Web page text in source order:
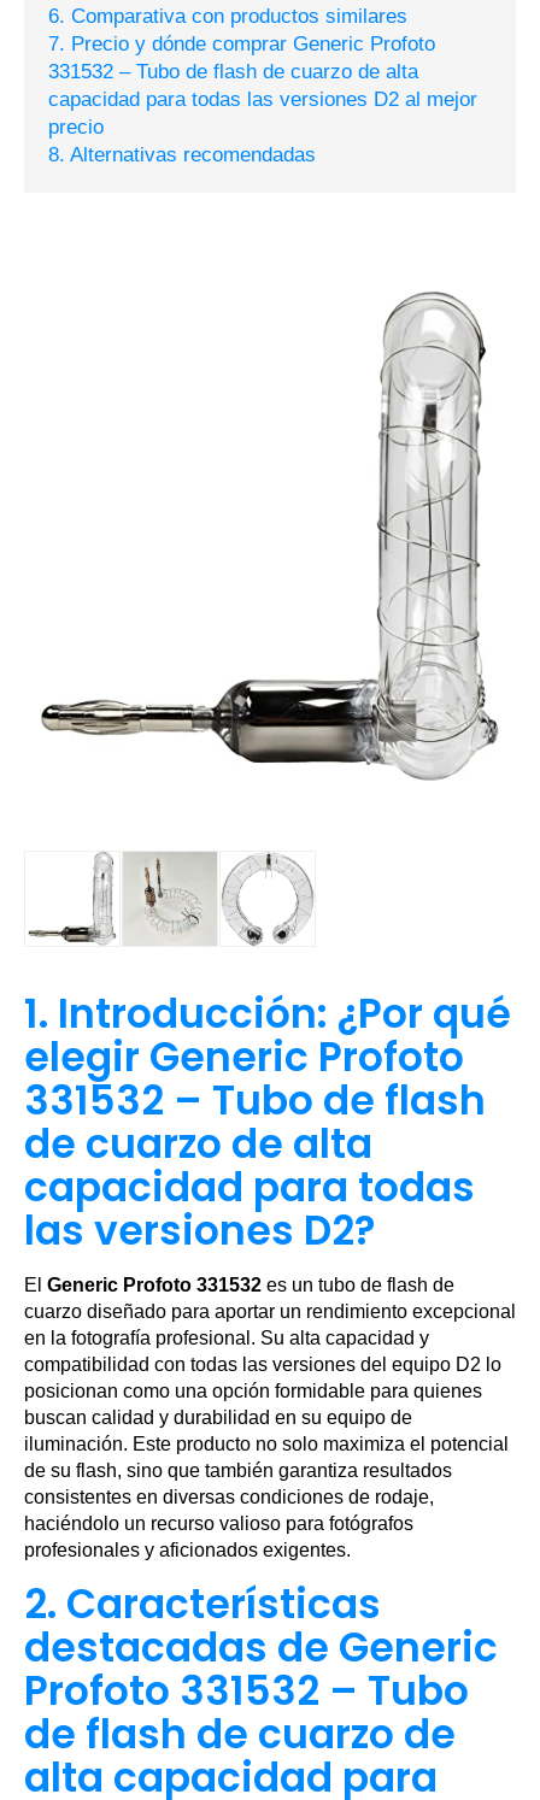
6. Comparativa con productos similares
7. Precio y dónde comprar Generic Profoto
331532 – Tubo de flash de cuarzo de alta
capacidad para todas las versiones D2 al mejor
precio
8. Alternativas recomendadas
1. Introducción: ¿Por qué
elegir Generic Profoto
331532 – Tubo de flash
de cuarzo de alta
capacidad para todas
las versiones D2?
El Generic Profoto 331532 es un tubo de flash de
cuarzo diseñado para aportar un rendimiento excepcional
en la fotografía profesional. Su alta capacidad y
compatibilidad con todas las versiones del equipo D2 lo
posicionan como una opción formidable para quienes
buscan calidad y durabilidad en su equipo de
iluminación. Este producto no solo maximiza el potencial
de su flash, sino que también garantiza resultados
consistentes en diversas condiciones de rodaje,
haciéndolo un recurso valioso para fotógrafos
profesionales y aficionados exigentes.
2. Características
destacadas de Generic
Profoto 331532 – Tubo
de flash de cuarzo de
alta capacidad para